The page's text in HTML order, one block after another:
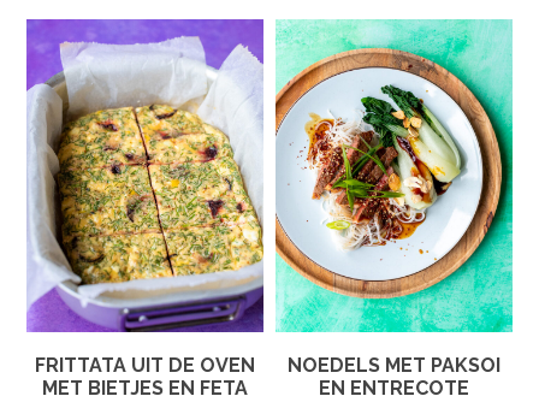
FRITTATA UIT DE OVEN
MET BIETJES EN FETA
NOEDELS MET PAKSOI
EN ENTRECOTE